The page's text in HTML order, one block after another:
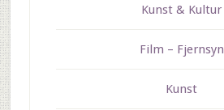
Kunst & Kultur
Film – Fjernsyn
Kunst